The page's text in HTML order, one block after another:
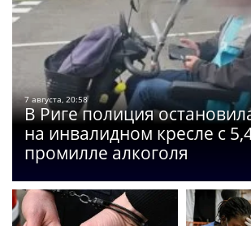
7 августа, 20:58
В Риге полиция
на инвалидном кресле с
промилле алкоголя